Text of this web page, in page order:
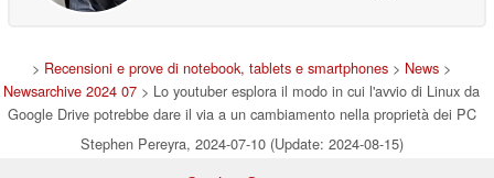
> Recensioni e prove di notebook, tablets e smartphones > News >
Newsarchive 2024 07 > Lo youtuber esplora il modo in cui l'avvio di Linux da
Google Drive potrebbe dare il via a un cambiamento nella proprietà dei PC
Stephen Pereyra, 2024-07-10 (Update: 2024-08-15)